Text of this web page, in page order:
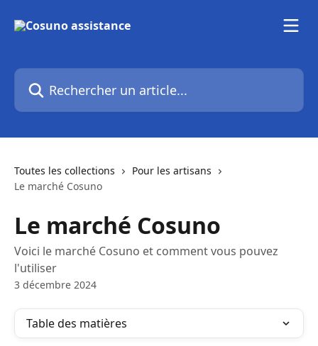
Rechercher un article...
Toutes les collections
Pour les artisans
Le marché Cosuno
Le marché Cosuno
Voici le marché Cosuno et comment vous pouvez
l'utiliser
3 décembre 2024
Table des matières